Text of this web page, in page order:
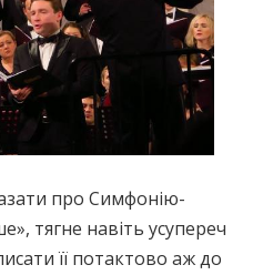
про Симфонію-
тягне навіть усупереч
її потактово аж до